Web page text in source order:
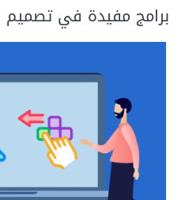
برامج مفيدة في تصميم